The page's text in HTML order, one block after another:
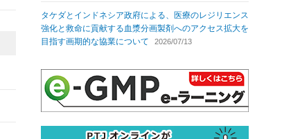
タケダとインドネシア政府による、医療のレジリエンス
強化と救命に貢献する血漿分画製剤へのアクセス拡大を
目指す画期的な協業について
2026/07/13